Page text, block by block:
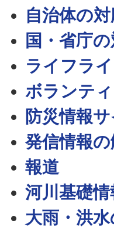
自治体の
国・省庁
ライフラ
ボランテ
防災情報
発信情報
報道
河川基礎情
大雨・洪